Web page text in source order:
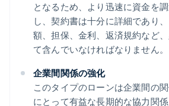
となるため、より迅速に資金を
し、契約書は十分に詳細であり
額、担保、金利、返済規約など
て含んでいなければなりません。
企業間関係の強化
このタイプのローンは企業間の
にとって有益な長期的な協力関係